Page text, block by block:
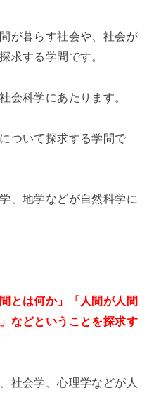
が暮らす社会や、社会が
求する学問です。
会科学にあたります。
ついて探求する学問で
、地学などが自然科学に
とは何か」「人間が人間
などということを探求す
社会学、心理学などが人